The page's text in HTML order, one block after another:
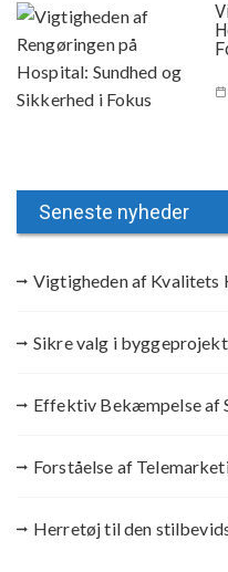
Seneste nyheder
Vigtigheden af Kvalitets
Sikre valg i
Effektiv Bekæmpelse af
Forståelse af
Herretøj til den